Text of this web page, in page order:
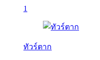
1
ทัวร์ตาก